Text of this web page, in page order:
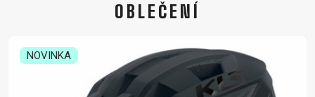
OBLEČENÍ
NOVINKA